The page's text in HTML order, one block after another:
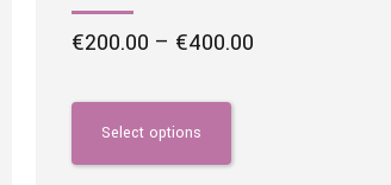
€200.00 – €400.00
Select options
product